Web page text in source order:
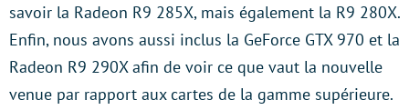
savoir la Radeon R9 285X, mais également la R9 280X.
Enfin, nous avons aussi inclus la GeForce GTX 970 et la
Radeon R9 290X afin de voir ce que vaut la nouvelle
venue par rapport aux cartes de la gamme supérieure.